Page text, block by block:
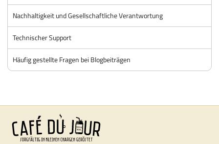
Nachhaltigkeit und Gesellschaftliche Verantwortung
Technischer Support
Häufig gestellte Fragen bei Blogbeiträgen